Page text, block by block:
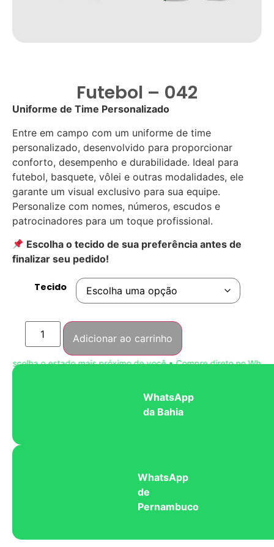
Futebol – 042
Uniforme de Time Personalizado
Entre em campo com um uniforme de time
personalizado, desenvolvido para proporcionar
conforto, desempenho e durabilidade. Ideal para
futebol, basquete, vôlei e outras modalidades, ele
garante um visual exclusivo para sua equipe.
Personalize com nomes, números, escudos e
patrocinadores para um toque profissional.
Escolha o tecido de sua preferência antes de
finalizar seu pedido!
Tecido
Adicionar ao carrinho
o estado mais próximo de você • Compre direto no
WhatsApp
da Bahia
WhatsApp
de
Pernambuco